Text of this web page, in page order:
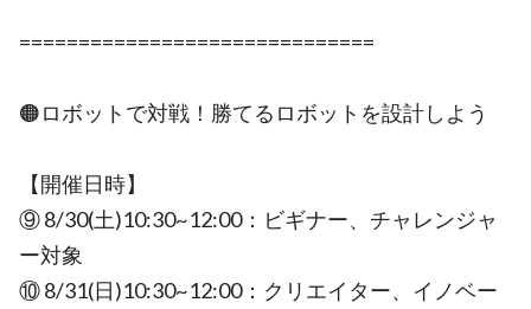
==============================
🟠ロボットで対戦！勝てるロボットを設計しよう
【開催日時】
⑨ 8/30(土)10:30~12:00：ビギナー、チャレンジャ
ー対象
⑩ 8/31(日)10:30~12:00：クリエイター、イノベー